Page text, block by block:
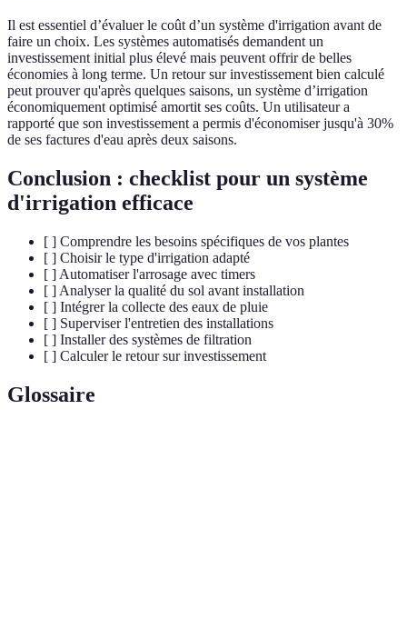
Il est essentiel d’évaluer le coût d’un système d'irrigation avant de
faire un choix. Les systèmes automatisés demandent un
investissement initial plus élevé mais peuvent offrir de belles
économies à long terme. Un retour sur investissement bien calculé
peut prouver qu'après quelques saisons, un système d’irrigation
économiquement optimisé amortit ses coûts. Un utilisateur a
rapporté que son investissement a permis d'économiser jusqu'à 30%
de ses factures d'eau après deux saisons.
Conclusion : checklist pour un système
d'irrigation efficace
[ ] Comprendre les besoins spécifiques de vos plantes
[ ] Choisir le type d'irrigation adapté
[ ] Automatiser l'arrosage avec timers
[ ] Analyser la qualité du sol avant installation
[ ] Intégrer la collecte des eaux de pluie
[ ] Superviser l'entretien des installations
[ ] Installer des systèmes de filtration
[ ] Calculer le retour sur investissement
Glossaire